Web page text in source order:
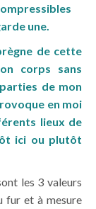
une.
de cette
corps sans
de mon
en moi
lieux de
ici ou plutôt
les 3 valeurs
fur et à mesure